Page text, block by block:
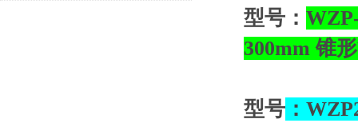
型号：
300mm 锥
型号 ：